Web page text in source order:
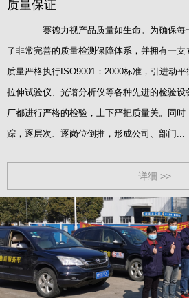
质量保证
赛德力视产品质量如生命。为确保每一
了非常完善的质量检测保障体系，并拥有一
质量严格执行ISO9001：2000标准，引进动平
拉伸试验仪、光谱分析仪等各种先进的检验设
厂都进行严格的检验，上下严把质量关。同
踪，逐层次、逐岗位倒推，形成公司、部门...
详细 >>